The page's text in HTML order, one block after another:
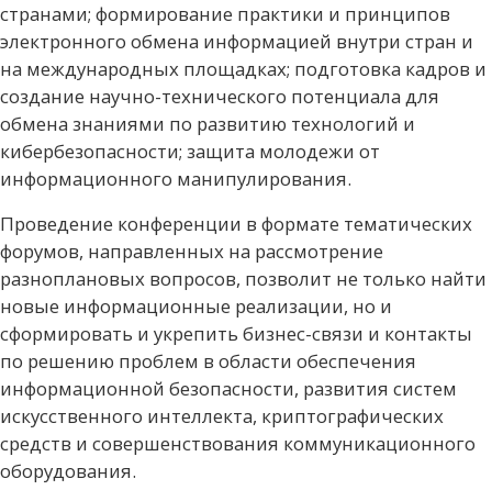
странами; формирование практики и принципов
электронного обмена информацией внутри стран и
на международных площадках; подготовка кадров и
создание научно-технического потенциала для
обмена знаниями по развитию технологий и
кибербезопасности; защита молодежи от
информационного манипулирования.
Проведение конференции в формате тематических
форумов, направленных на рассмотрение
разноплановых вопросов, позволит не только найти
новые информационные реализации, но и
сформировать и укрепить бизнес-связи и контакты
по решению проблем в области обеспечения
информационной безопасности, развития систем
искусственного интеллекта, криптографических
средств и совершенствования коммуникационного
оборудования.